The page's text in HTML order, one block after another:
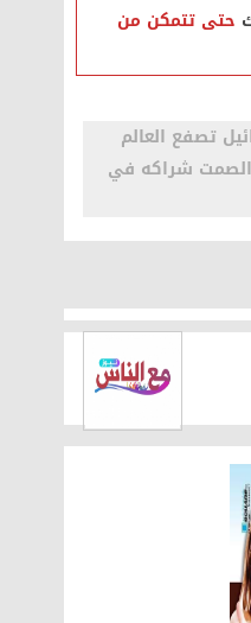
حتى تتمكن من
تصفع العالم
والصمت شراكه في